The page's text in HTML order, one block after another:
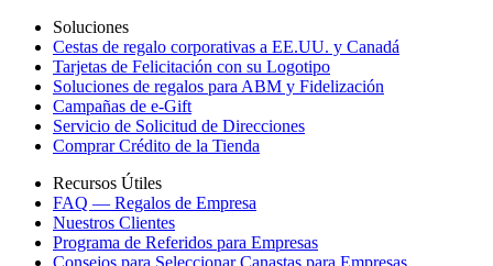
Soluciones
Cestas de regalo corporativas a EE.UU. y Canadá
Tarjetas de Felicitación con su Logotipo
Soluciones de regalos para ABM y Fidelización
Campañas de e-Gift
Servicio de Solicitud de Direcciones
Comprar Crédito de la Tienda
Recursos Útiles
FAQ — Regalos de Empresa
Nuestros Clientes
Programa de Referidos para Empresas
Consejos para Seleccionar Canastas para Empresas